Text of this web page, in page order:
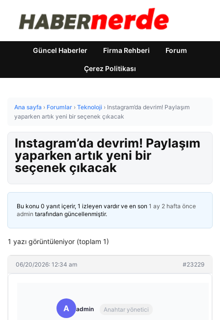
Güncel Haberler Firma Rehberi Forum
Çerez Politikası
Ana sayfa › Forumlar › Teknoloji › Instagram’da devrim! Paylaşım
yaparken artık yeni bir seçenek çıkacak
Instagram’da devrim! Paylaşım
yaparken artık yeni bir
seçenek çıkacak
Bu konu 0 yanıt içerir, 1 izleyen vardır ve en son 1 ay 2 hafta önce
admin tarafından güncellenmiştir.
1 yazı görüntüleniyor (toplam 1)
06/20/2026: 12:34 am #23229
A admin Anahtar yönetici